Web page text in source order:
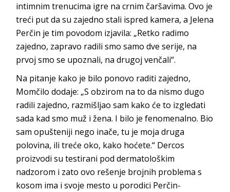
intimnim trenucima igre na crnim čaršavima. Ovo je
treći put da su zajedno stali ispred kamera, a Jelena
Perčin je tim povodom izjavila: „Retko radimo
zajedno, zapravo radili smo samo dve serije, na
prvoj smo se upoznali, na drugoj venčali“.
Na pitanje kako je bilo ponovo raditi zajedno,
Momčilo dodaje: „S obzirom na to da nismo dugo
radili zajedno, razmišljao sam kako će to izgledati
sada kad smo muž i žena. I bilo je fenomenalno. Bio
sam opušteniji nego inače, tu je moja druga
polovina, ili treće oko, kako hoćete.“ Dercos
proizvodi su testirani pod dermatološkim
nadzorom i zato ovo rešenje brojnih problema s
kosom ima i svoje mesto u porodici Perčin-